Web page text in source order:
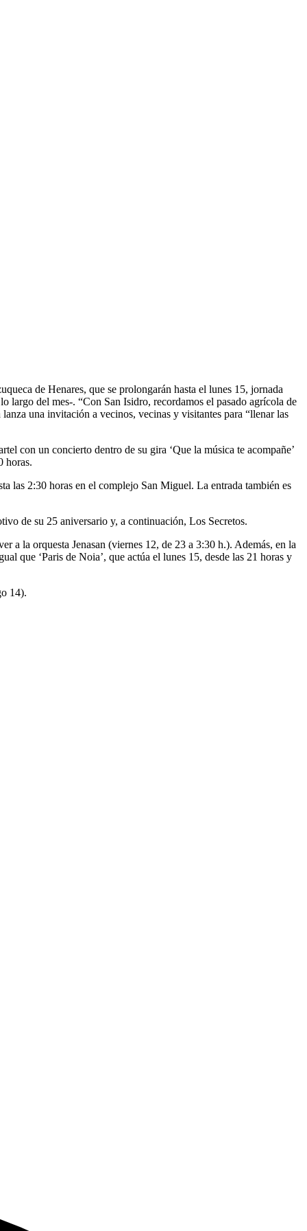
de Henares, que se prolongarán hasta el lunes 15, jornada
largo del mes-. “Con San Isidro, recordamos el pasado agrícola de
una invitación a vecinos, vecinas y visitantes para “llenar las
con un concierto dentro de su gira ‘Que la música te acompañe’
horas.
las 2:30 horas en el complejo San Miguel. La entrada también es
de su 25 aniversario y, a continuación, Los Secretos.
a la orquesta Jenasan (viernes 12, de 23 a 3:30 h.). Además, en la
que ‘Paris de Noia’, que actúa el lunes 15, desde las 21 horas y
14).